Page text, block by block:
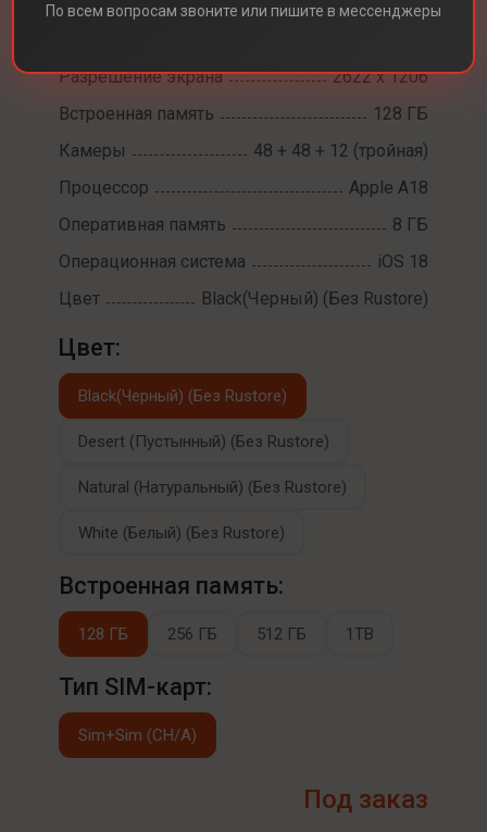
Разрешение экрана
2622 х 1206
Встроенная память
128 ГБ
Камеры
48 + 48 + 12 (тройная)
Процессор
Apple A18
Оперативная память
8 ГБ
Операционная система
iOS 18
Цвет
Black(Черный) (Без Rustore)
Цвет:
Black(Черный) (Без Rustore)
Desert (Пустынный) (Без Rustore)
Natural (Натуральный) (Без Rustore)
White (Белый) (Без Rustore)
Встроенная память:
128 ГБ 256 ГБ 512 ГБ 1TB
Тип SIM-карт:
Sim+Sim (CH/A)
Под заказ
По всем вопросам звоните или пишите в мессенджеры